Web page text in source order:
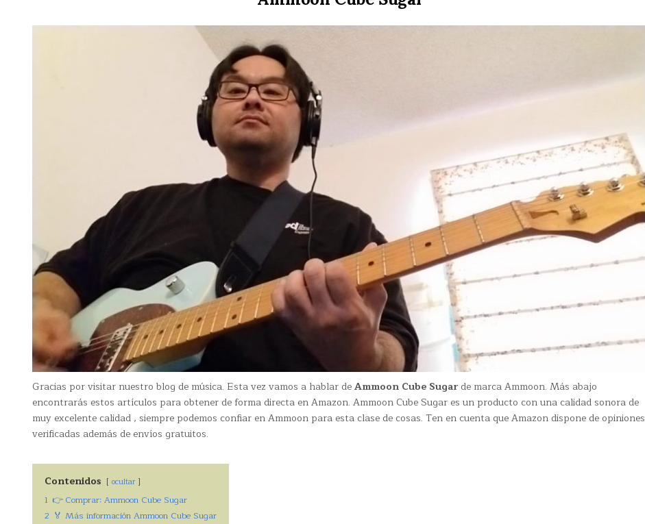
Gracias por visitar nuestro blog de música. Esta vez vamos a hablar deAmmoon Cube Sugarde marca Ammoon. Más abajo
encontrarás estos artículos para obtener de forma directa en Amazon. Ammoon Cube Sugar es un producto con una calidad sonora de
muy excelente calidad , siempre podemos confiar en Ammoon para esta clase de cosas. Ten en cuenta que Amazon dispone de opiniones
verificadas además de envíos gratuitos.
Contenidos ocultar
1 👉 Comprar: Ammoon Cube Sugar
2 🏅 Más información Ammoon Cube Sugar